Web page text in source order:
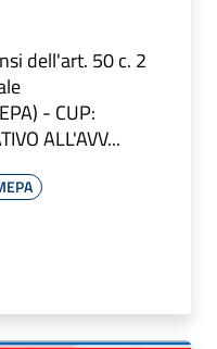
dell'art. 50 c. 2
- CUP:
ALL'AVV...